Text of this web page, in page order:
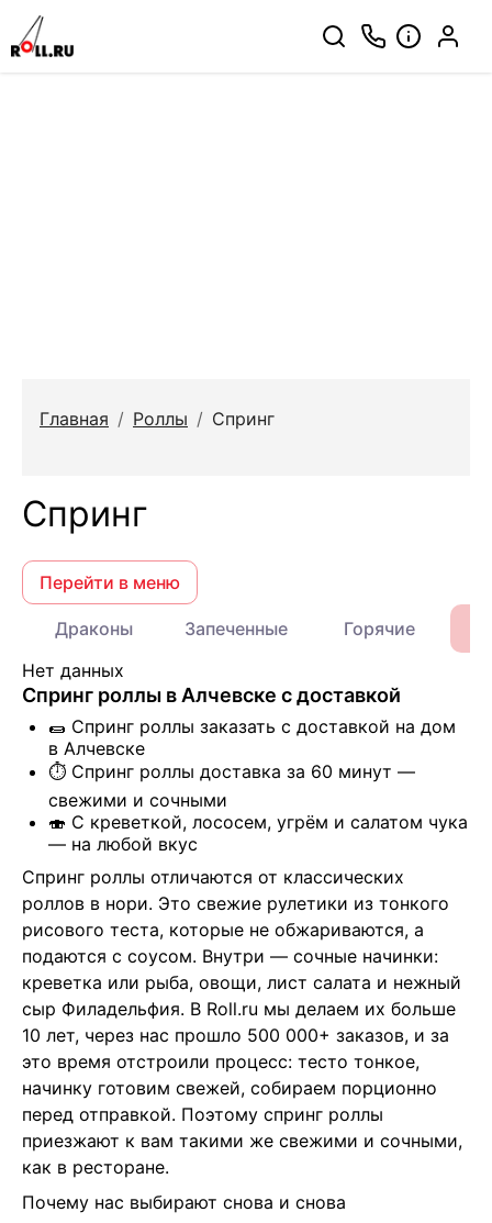
Главная / Роллы / Спринг
Спринг
Перейти в меню
Драконы Запеченные Горячие
Нет данных
Спринг роллы в Алчевске с доставкой
🌯 Спринг роллы заказать с доставкой на дом
в Алчевске
⏱️ Спринг роллы доставка за 60 минут —
свежими и сочными
🍣 С креветкой, лососем, угрём и салатом чука
— на любой вкус
Спринг роллы отличаются от классических
роллов в нори. Это свежие рулетики из тонкого
рисового теста, которые не обжариваются, а
подаются с соусом. Внутри — сочные начинки:
креветка или рыба, овощи, лист салата и нежный
сыр Филадельфия. В Roll.ru мы делаем их больше
10 лет, через нас прошло 500 000+ заказов, и за
это время отстроили процесс: тесто тонкое,
начинку готовим свежей, собираем порционно
перед отправкой. Поэтому спринг роллы
приезжают к вам такими же свежими и сочными,
как в ресторане.
Почему нас выбирают снова и снова